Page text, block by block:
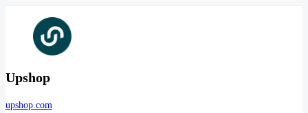
Upshop
upshop.com